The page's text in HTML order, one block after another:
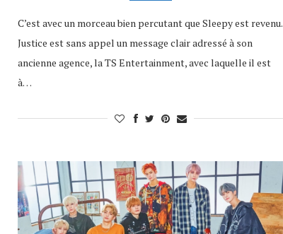
C’est avec un morceau bien percutant que Sleepy est revenu.
Justice est sans appel un message clair adressé à son
ancienne agence, la TS Entertainment, avec laquelle il est
à…